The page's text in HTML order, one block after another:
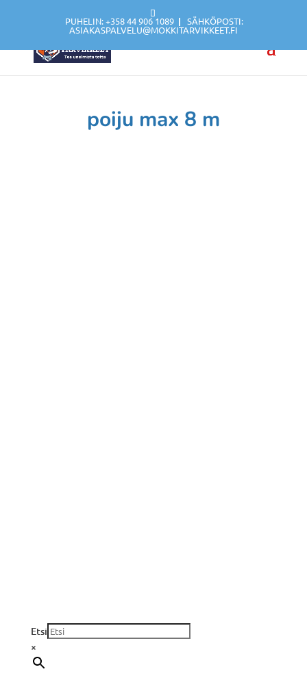
PUHELIN: +358 44 906 1089 |SÄHKÖPOSTI:
ASIAKASPALVELU@MOKKITARVIKKEET.FI
poiju max 8 m
Etsi
×